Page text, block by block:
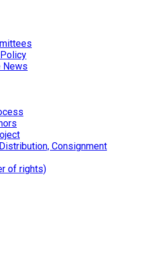
News
Consignment
of rights)